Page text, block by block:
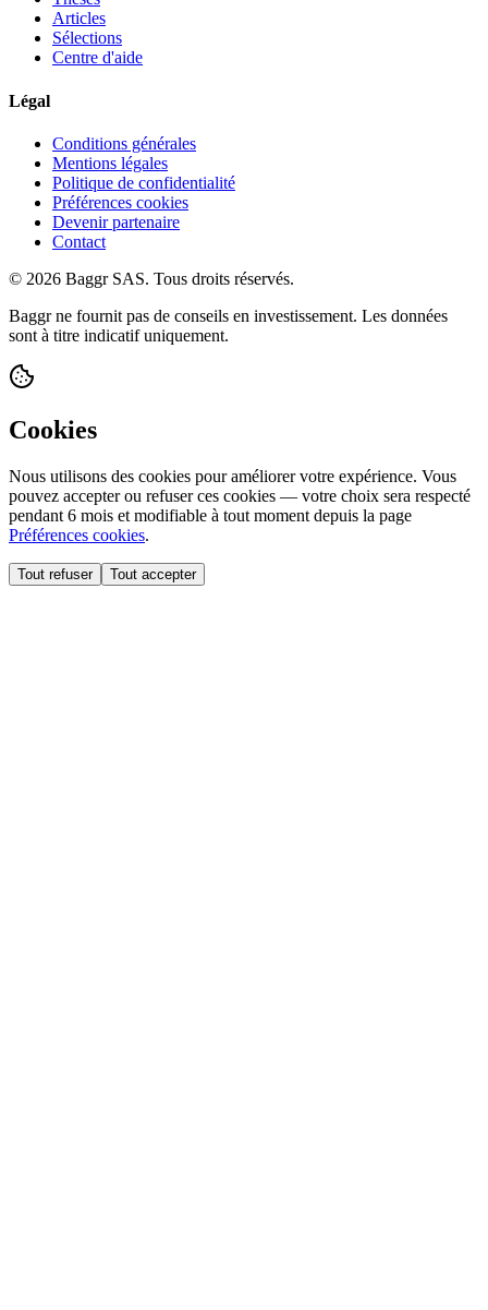
Articles
Sélections
Centre d'aide
Légal
Conditions générales
Mentions légales
Politique de confidentialité
Préférences cookies
Devenir partenaire
Contact
© 2026 Baggr SAS. Tous droits réservés.
Baggr ne fournit pas de conseils en investissement. Les données
sont à titre indicatif uniquement.
Cookies
Nous utilisons des cookies pour améliorer votre expérience. Vous
pouvez accepter ou refuser ces cookies — votre choix sera respecté
pendant 6 mois et modifiable à tout moment depuis la page
Préférences cookies.
Tout refuser Tout accepter